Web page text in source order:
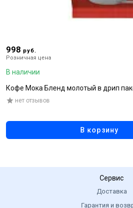
998 руб.
Розничная цена
В наличии
Кофе Мока Бленд молотый в дрип
нет отзывов
В корзину
Сервис
Доставка
Гарантия и